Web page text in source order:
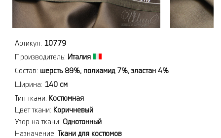
Артикул: 10779
Производитель: Италия
Состав: шерсть 89%, полиамид 7%, эластан 4%
Ширина: 140 см
Тип ткани: Костюмная
Цвет ткани: Коричневый
Узор на ткани: Однотонный
Назначение:
Ткани для костюмов